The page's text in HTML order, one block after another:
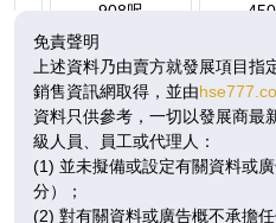
10
908呎
4房(1套)
$3,356.8萬
已售 招標
A1
4房(1套)
2
免責聲明
上述資料乃由賣方就發展項目
銷售資訊網取得，並由
資料只供參考，一切以發展商最
級人員、員工或代理人：
(1) 並未擬備或設定有關資料或
分）；
(2) 對有關資料或廣告概不承擔任